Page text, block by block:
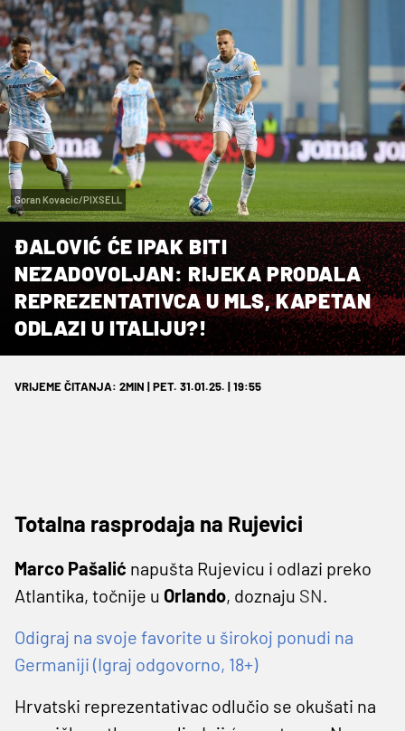
Goran Kovacic/PIXSELL
ĐALOVIĆ ĆE IPAK BITI
NEZADOVOLJAN: RIJEKA PRODALA
REPREZENTATIVCA U MLS, KAPETAN
ODLAZI U ITALIJU?!
VRIJEME ČITANJA: 2MIN | PET. 31.01.25. | 19:55
Totalna rasprodaja na Rujevici
Marco Pašalić napušta Rujevicu i odlazi preko
Atlantika, točnije u Orlando, doznaju SN.
Odigraj na svoje favorite u širokoj ponudi na
Germaniji (Igraj odgovorno, 18+)
Hrvatski reprezentativac odlučio se okušati na